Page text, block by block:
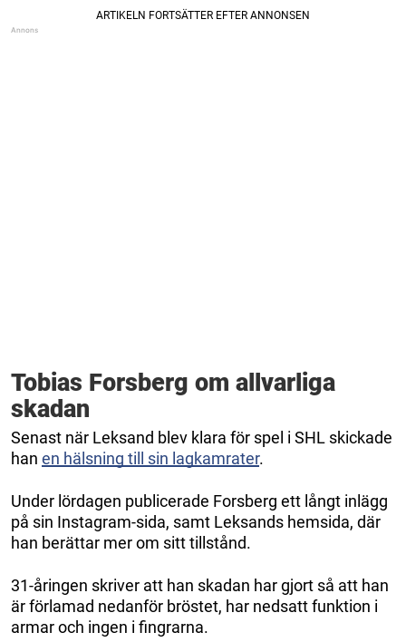
Tobias Forsberg om allvarliga
skadan
Senast när Leksand blev klara för spel i SHL skickade
han en hälsning till sin lagkamrater.
Under lördagen publicerade Forsberg ett långt inlägg
på sin Instagram-sida, samt Leksands hemsida, där
han berättar mer om sitt tillstånd.
31-åringen skriver att han skadan har gjort så att han
är förlamad nedanför bröstet, har nedsatt funktion i
armar och ingen i fingrarna.